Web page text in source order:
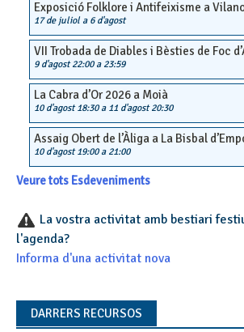
Exposició Folklore i Antifeixisme a
17 de juliola 6 d'agost
VII Trobada de Diables i Bèsties de Foc
9 d'agost 22:00a 23:59
La Cabra d’Or 2026 a Moià
10 d'agost 18:30a 11 d'agost 20:30
Assaig Obert de l’Àliga a La Bisbal
10 d'agost 19:00a 21:00
Veure tots Esdeveniments
La vostra activitat amb bestiari
l'agenda?
Informa d'una activitat nova
DARRERS RECURSOS